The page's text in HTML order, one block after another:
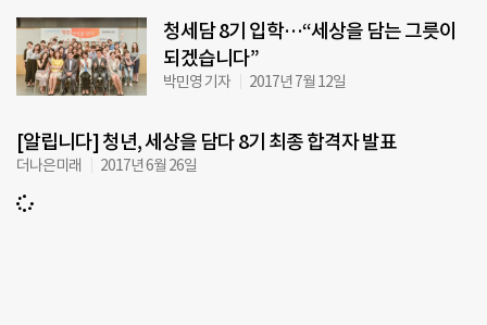
청세담 8기 입학…“세상을 담는 그릇이
되겠습니다”
박민영 기자 2017년 7월 12일
[알립니다] 청년, 세상을 담다 8기 최종 합격자 발표
더나은미래 2017년 6월 26일